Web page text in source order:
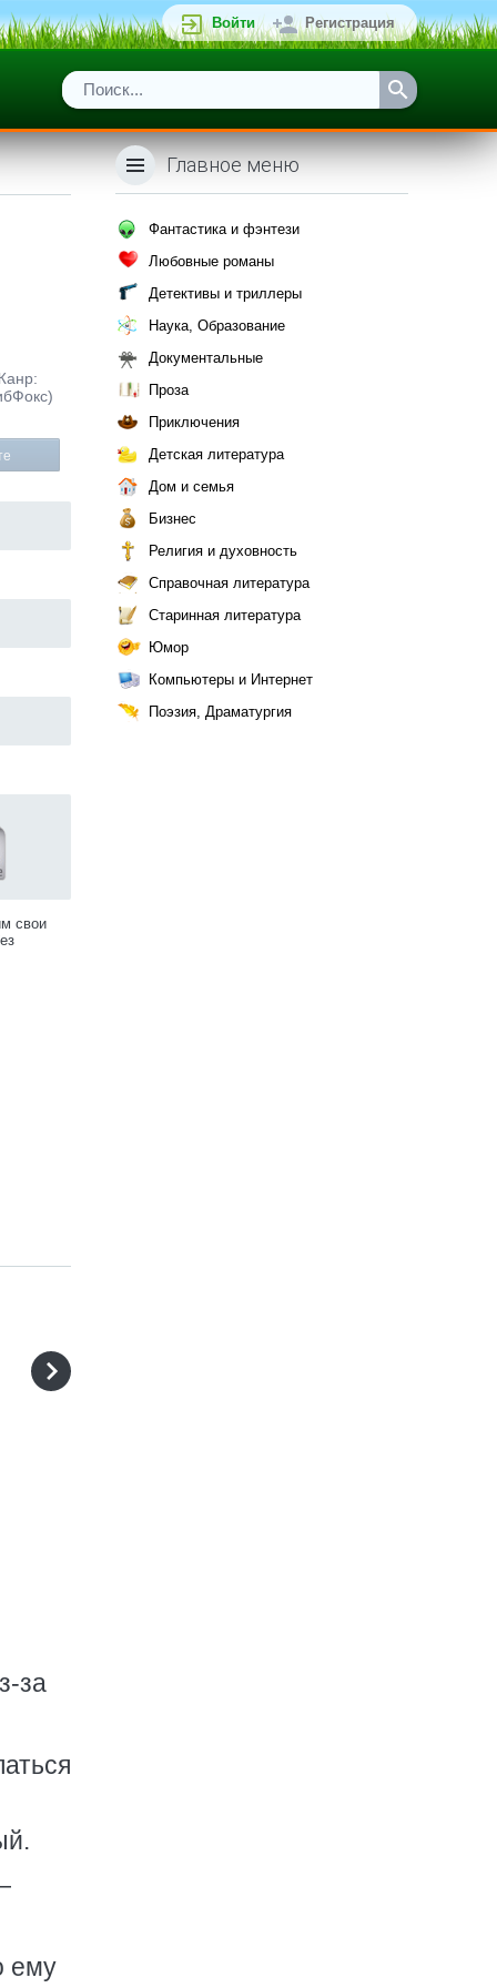
Войти Регистрация
свои
за
ему
Главное меню
Фантастика и фэнтези
Любовные романы
Детективы и триллеры
Наука, Образование
Документальные
Проза
Приключения
Детская литература
Дом и семья
Бизнес
Религия и духовность
Справочная литература
Старинная литература
Юмор
Компьютеры и Интернет
Поэзия, Драматургия